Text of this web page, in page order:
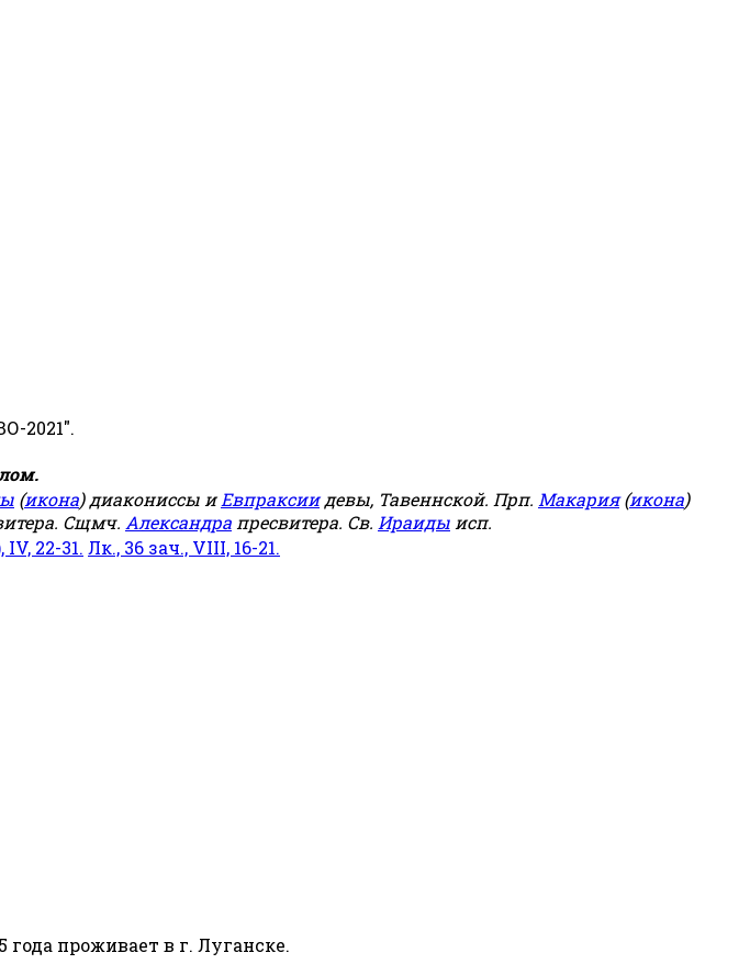
2021".
(икона) диакониссы иЕвпраксиидевы, Тавеннской. Прп. Макария(икона)
Сщмч. Александра пресвитера. Св. Ираиды исп.
IV, 22-31. Лк., 36 зач., VIII, 16-21.
года проживает в г. Луганске.